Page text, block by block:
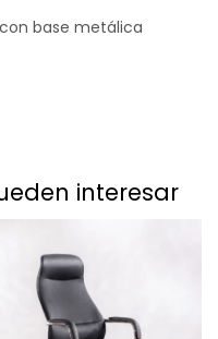
base metálica
interesar